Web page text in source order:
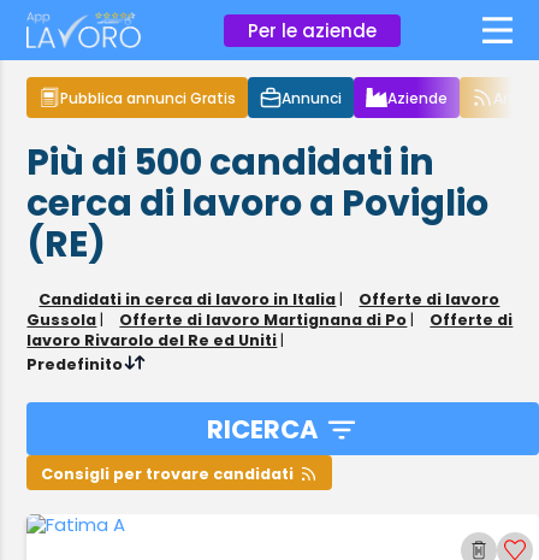
Per le aziende ×
Pubblica annunci Gratis Annunci Aziende
Più di 500candidati in
cerca di lavoroa Poviglio
(RE)
Candidati in cerca di lavoro in Italia |
Offerte di lavoro
Gussola | Offerte di lavoro Martignana di Po |
Offerte di
lavoro Rivarolo del Re ed Uniti |
Predefinito
RICERCA
Consigli per trovare candidati